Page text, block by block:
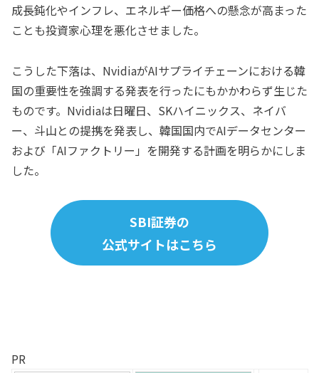
成長鈍化やインフレ、エネルギー価格への懸念が高まった
ことも投資家心理を悪化させました。
こうした下落は、NvidiaがAIサプライチェーンにおける韓
国の重要性を強調する発表を行ったにもかかわらず生じた
ものです。Nvidiaは日曜日、SKハイニックス、ネイバ
ー、斗山との提携を発表し、韓国国内でAIデータセンター
および「AIファクトリー」を開発する計画を明らかにしま
した。
SBI証券の
公式サイトはこちら
PR